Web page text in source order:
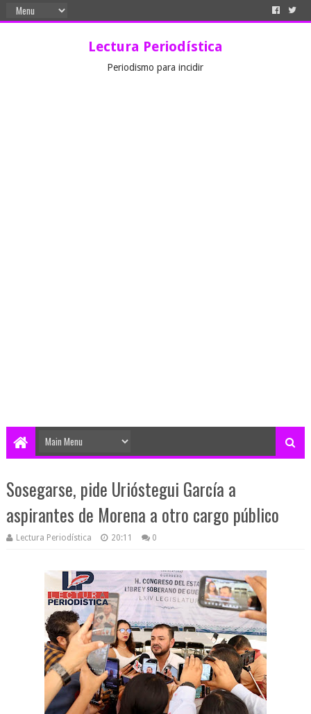
Lectura Periodística
Periodismo para incidir
Sosegarse, pide Urióstegui García a
aspirantes de Morena a otro cargo público
Lectura Periodística 20:11 0